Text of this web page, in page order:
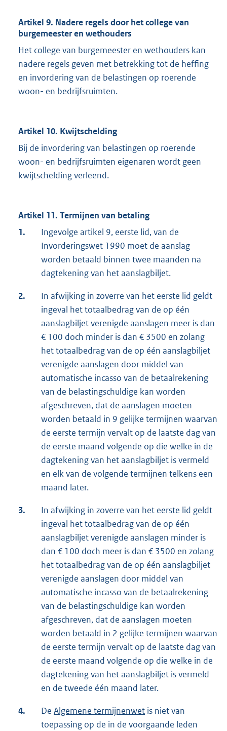
Artikel 9. Nadere regels door het college van
burgemeester en wethouders
Het college van burgemeester en wethouders kan
nadere regels geven met betrekking tot de heffing
en invordering van de belastingen op roerende
woon- en bedrijfsruimten.
Artikel 10. Kwijtschelding
Bij de invordering van belastingen op roerende
woon- en bedrijfsruimten eigenaren wordt geen
kwijtschelding verleend.
Artikel 11. Termijnen van betaling
1.
Ingevolge artikel 9, eerste lid, van de
Invorderingswet 1990 moet de aanslag
worden betaald binnen twee maanden na
dagtekening van het aanslagbiljet.
2.
In afwijking in zoverre van het eerste lid geldt
ingeval het totaalbedrag van de op één
aanslagbiljet verenigde aanslagen meer is dan
€ 100 doch minder is dan € 3500 en zolang
het totaalbedrag van de op één aanslagbiljet
verenigde aanslagen door middel van
automatische incasso van de betaalrekening
van de belastingschuldige kan worden
afgeschreven, dat de aanslagen moeten
worden betaald in 9 gelijke termijnen waarvan
de eerste termijn vervalt op de laatste dag van
de eerste maand volgende op die welke in de
dagtekening van het aanslagbiljet is vermeld
en elk van de volgende termijnen telkens een
maand later.
3.
In afwijking in zoverre van het eerste lid geldt
ingeval het totaalbedrag van de op één
aanslagbiljet verenigde aanslagen minder is
dan € 100 doch meer is dan € 3500 en zolang
het totaalbedrag van de op één aanslagbiljet
verenigde aanslagen door middel van
automatische incasso van de betaalrekening
van de belastingschuldige kan worden
afgeschreven, dat de aanslagen moeten
worden betaald in 2 gelijke termijnen waarvan
de eerste termijn vervalt op de laatste dag van
de eerste maand volgende op die welke in de
dagtekening van het aanslagbiljet is vermeld
en de tweede één maand later.
4. De Algemene termijnenwet is niet van
toepassing op de in de voorgaande leden